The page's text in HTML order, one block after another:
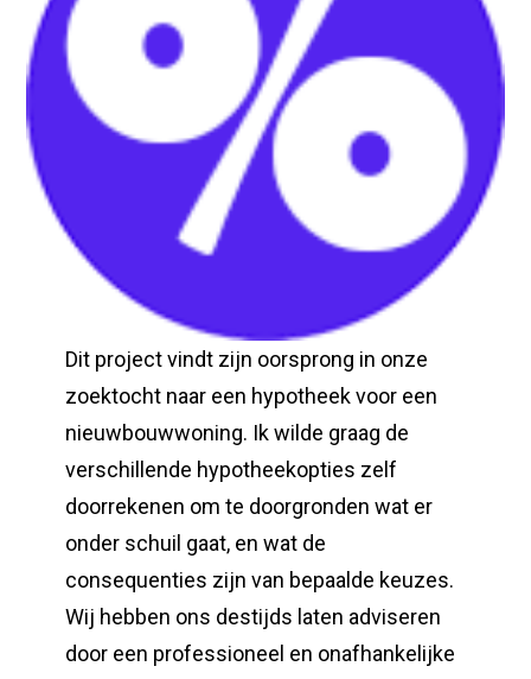
Dit project vindt zijn oorsprong in onze
zoektocht naar een hypotheek voor een
nieuwbouwwoning. Ik wilde graag de
verschillende hypotheekopties zelf
doorrekenen om te doorgronden wat er
onder schuil gaat, en wat de
consequenties zijn van bepaalde keuzes.
Wij hebben ons destijds laten adviseren
door een professioneel en onafhankelijke